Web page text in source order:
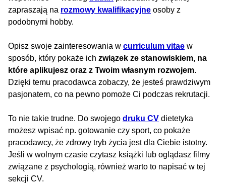
zapraszają na rozmowy kwalifikacyjne osoby z
podobnymi hobby.
Opisz swoje zainteresowania w curriculum vitae w
sposób, który pokaże ich związek ze stanowiskiem, na
które aplikujesz oraz z Twoim własnym rozwojem.
Dzięki temu pracodawca zobaczy, że jesteś prawdziwym
pasjonatem, co na pewno pomoże Ci podczas rekrutacji.
To nie takie trudne. Do swojego druku CV dietetyka
możesz wpisać np. gotowanie czy sport, co pokaże
pracodawcy, że zdrowy tryb życia jest dla Ciebie istotny.
Jeśli w wolnym czasie czytasz książki lub oglądasz filmy
związane z psychologią, również warto to napisać w tej
sekcji CV.